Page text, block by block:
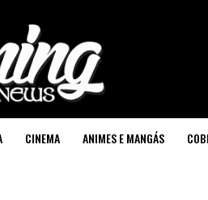
CINEMA ANIMES E MANGÁS